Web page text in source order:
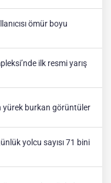
ömür boyu
ilk resmi yarış
yürek burkan görüntüler
yolcu sayısı 71 bini